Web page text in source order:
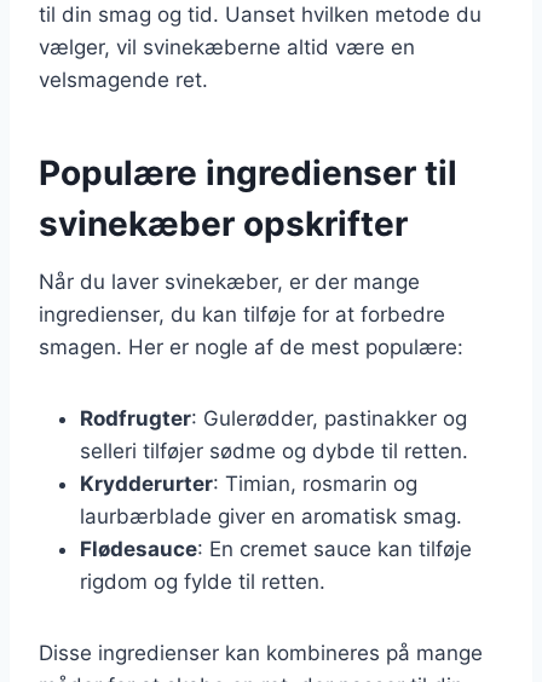
til din smag og tid. Uanset hvilken metode du
vælger, vil svinekæberne altid være en
velsmagende ret.
Populære ingredienser til
svinekæber opskrifter
Når du laver svinekæber, er der mange
ingredienser, du kan tilføje for at forbedre
smagen. Her er nogle af de mest populære:
Rodfrugter: Gulerødder, pastinakker og
selleri tilføjer sødme og dybde til retten.
Krydderurter: Timian, rosmarin og
laurbærblade giver en aromatisk smag.
Flødesauce: En cremet sauce kan tilføje
rigdom og fylde til retten.
Disse ingredienser kan kombineres på mange